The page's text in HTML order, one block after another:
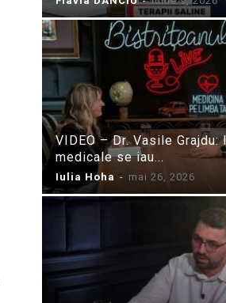
VIDEO – Dr. Vasile
medicale se iau...
Iulia Hoha - mai 26, 2026